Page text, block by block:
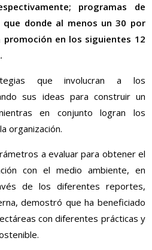
programas de
donde al menos un 30 por
en los siguientes 12
que involucran a los
sus ideas para construir un
en conjunto logran los
organización.
a evaluar para obtener el
con el medio ambiente, en
de los diferentes reportes,
demostró que ha beneficiado
con diferentes prácticas y